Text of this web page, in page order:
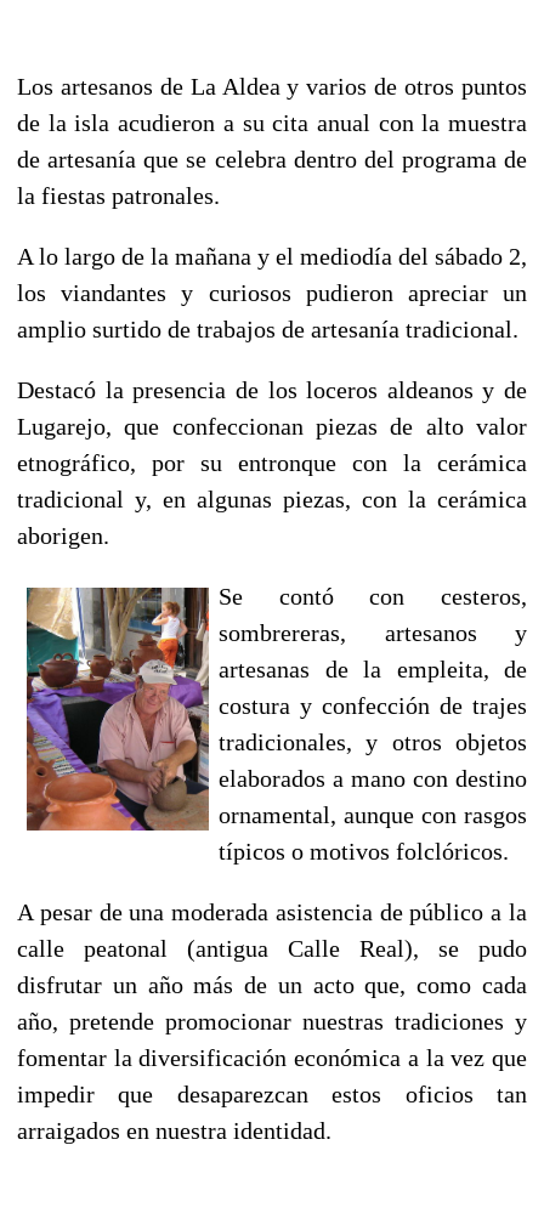
Los artesanos de La Aldea y varios de otros puntos
de la isla acudieron a su cita anual con la muestra
de artesanía que se celebra dentro del programa de
la fiestas patronales.
A lo largo de la mañana y el mediodía del sábado 2,
los viandantes y curiosos pudieron apreciar un
amplio surtido de trabajos de artesanía tradicional.
Destacó la presencia de los loceros aldeanos y de
Lugarejo, que confeccionan piezas de alto valor
etnográfico, por su entronque con la cerámica
tradicional y, en algunas piezas, con la cerámica
aborigen.
Se contó con cesteros,
sombrereras, artesanos y
artesanas de la empleita, de
costura y confección de trajes
tradicionales, y otros objetos
elaborados a mano con destino
ornamental, aunque con rasgos
típicos o motivos folclóricos.
A pesar de una moderada asistencia de público a la
calle peatonal (antigua Calle Real), se pudo
disfrutar un año más de un acto que, como cada
año, pretende promocionar nuestras tradiciones y
fomentar la diversificación económica a la vez que
impedir que desaparezcan estos oficios tan
arraigados en nuestra identidad.